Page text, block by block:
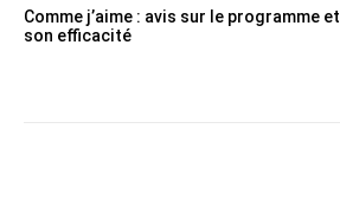
Comme j’aime : avis sur le programme et
son efficacité